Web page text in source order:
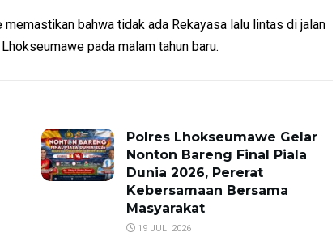
bahwa tidak ada Rekayasa lalu lintas di jalan
pada malam tahun baru.
Polres Lhokseumawe Gelar
Nonton Bareng Final Piala
Dunia 2026, Pererat
Kebersamaan Bersama
Masyarakat
19 JULI 2026